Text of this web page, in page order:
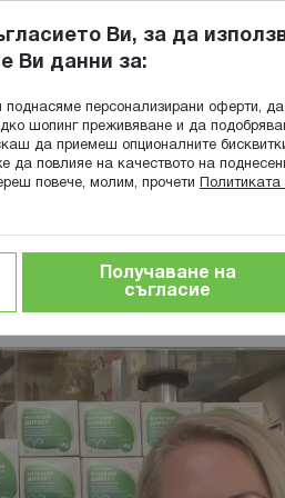
Търсене
ПОПИТАЙ
ДЕТЕТО ХРАНИТЕЛНИ ДОБАВКИ
с фармацевтите Екатерина
фармацевтите
Ви, за да
Ви данни за:
поднасяме персонализирани оферти, да
шопинг преживяване и да
да приемеш опционалните
повлияе на качеството на
повече, молим, прочети
Политиката
Получаване на
съгласие